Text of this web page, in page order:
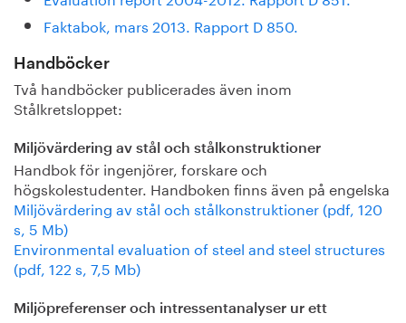
Faktabok, mars 2013. Rapport D 850.
Handböcker
Två handböcker publicerades även inom
Stålkretsloppet:
Miljövärdering av stål och stålkonstruktioner
Handbok för ingenjörer, forskare och
högskolestudenter. Handboken finns även på engelska
Miljövärdering av stål och stålkonstruktioner (pdf, 120
s, 5 Mb)
Environmental evaluation of steel and steel structures
(pdf, 122 s, 7,5 Mb)
Miljöpreferenser och intressentanalyser ur ett